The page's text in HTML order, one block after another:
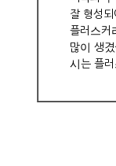
잘 형성
플러스커
많이 생
시는 플